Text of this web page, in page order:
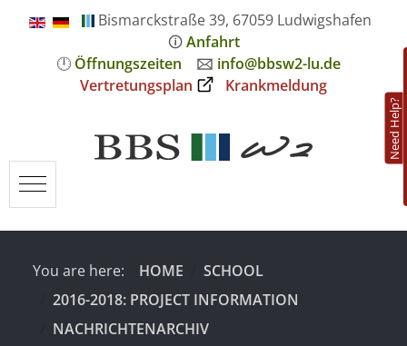
Bismarckstraße 39, 67059 Ludwigshafen
🛈Anfahrt
🕛 Öffnungszeiten 🖂 info@bbsw2-lu.de
Vertretungsplan
Krankmeldung
Need Help?
Mobile Menu Toggle
You are here: HOME
SCHOOL
2016-2018: PROJECT INFORMATION
NACHRICHTENARCHIV